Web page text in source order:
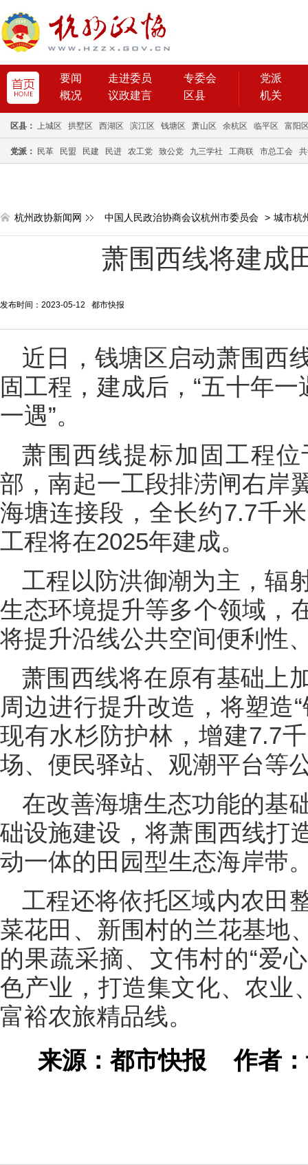
要闻 走进委员
专委会
概况
议政建言 区县
党派
机关
区县： 上城区 拱墅区 西湖区 滨江区 钱塘区 萧山区 余杭区 临平区 富阳
党派： 民革 民盟 民建 民进 农工党 致公党 九三学社 工商联 市总工会
杭州政协新闻网 中国人民政治协商会议杭州市委员会 > 城市杭
萧围西线将建成
发布时间：2023-05-12 都市快报
近日，钱塘区启动萧围西
固工程，建成后，“五十年
一遇”。
萧围西线提标加固工程
部，南起一工段排涝闸右岸
海塘连接段，全长约7.7千
工程将在2025年建成。
工程以防洪御潮为主，辐
生态环境提升等多个领域，
将提升沿线公共空间便利性
萧围西线将在原有基础上
周边进行提升改造，将塑造
现有水杉防护林，增建7.7
场、便民驿站、观潮平台等
在改善海塘生态功能的基
础设施建设，将萧围西线打
动一体的田园型生态海岸带
工程还将依托区域内农田
菜花田、新围村的兰花基地
的果蔬采摘、文伟村的“爱
色产业，打造集文化、农业
富裕农旅精品线。
来源：都市快报作者